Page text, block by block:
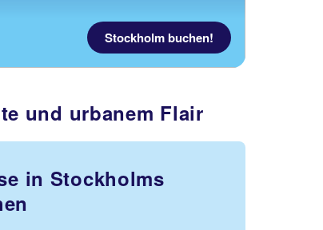
Stockholm buchen!
und urbanem Flair
in Stockholms